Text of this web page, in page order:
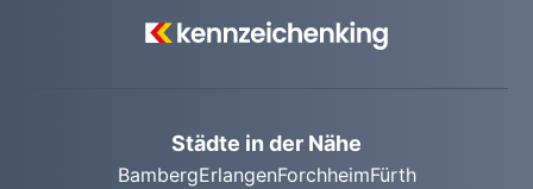
Abmeldung ohne Termin durchführen zu
Städte in der Nähe
BambergErlangenForchheimFürth